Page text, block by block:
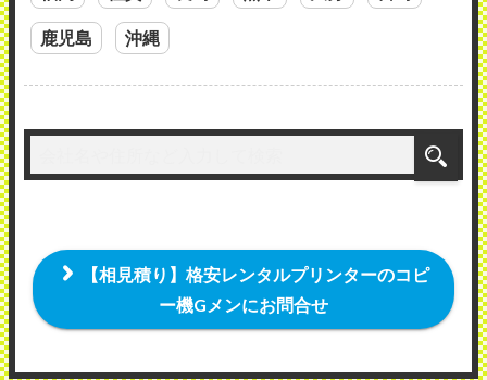
鹿児島 沖縄
【相見積り】格安レンタルプリンターのコピ
ー機Gメンにお問合せ